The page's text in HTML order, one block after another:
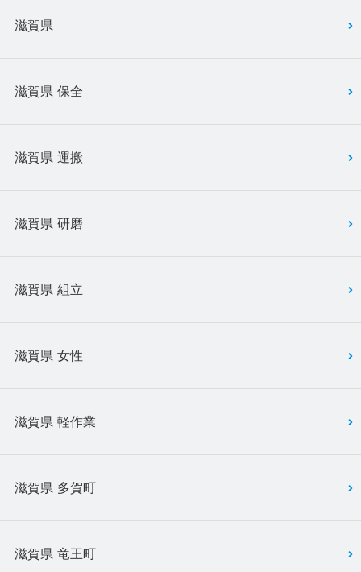
滋賀県
滋賀県 保全
滋賀県 運搬
滋賀県 研磨
滋賀県 組立
滋賀県 女性
滋賀県 軽作業
滋賀県 多賀町
滋賀県 竜王町